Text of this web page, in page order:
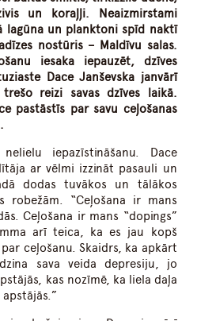
un koraļļi. Neaizmirstami
lagūna un planktoni spīd naktī
nostūris – Maldīvu salas.
iesaka iepauzēt, dzīves
Dace Janševska janvārī
reizi savas dzīves laikā.
pastāstīs par savu ceļošanas
iepazīstināšanu. Dace
ar vēlmi izzināt pasauli un
dodas tuvākos un tālākos
robežām. “Ceļošana ir mans
Ceļošana ir mans “dopings”
arī teica, ka es jau kopš
ceļošanu. Skaidrs, ka apkārt
sava veida depresiju, jo
kas nozīmē, ka liela daļa